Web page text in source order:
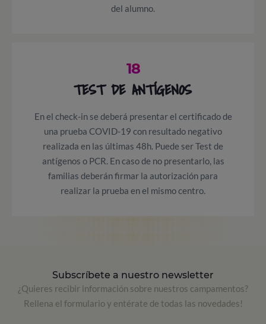
del alumno.
18
TEST DE ANTÍGENOS
En el check-in se deberá presentar el certificado de
una prueba COVID-19 con resultado negativo
realizada en las últimas 48h. Puede ser Test de
antígenos o PCR. En caso de no presentarlo, las
familias deberán firmar la autorización para
realizar la prueba en el mismo centro.
Subscríbete a nuestro newsletter
¿Quieres recibir información sobre nuestros campamentos?
Rellena el formulario y entérate de todas las novedades!